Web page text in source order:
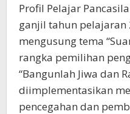
Profil Pelajar
ganjil tahun pelajaran
mengusung tema
rangka pemilihan
“Bangunlah Jiwa dan
diimplementasikan
pencegahan dan